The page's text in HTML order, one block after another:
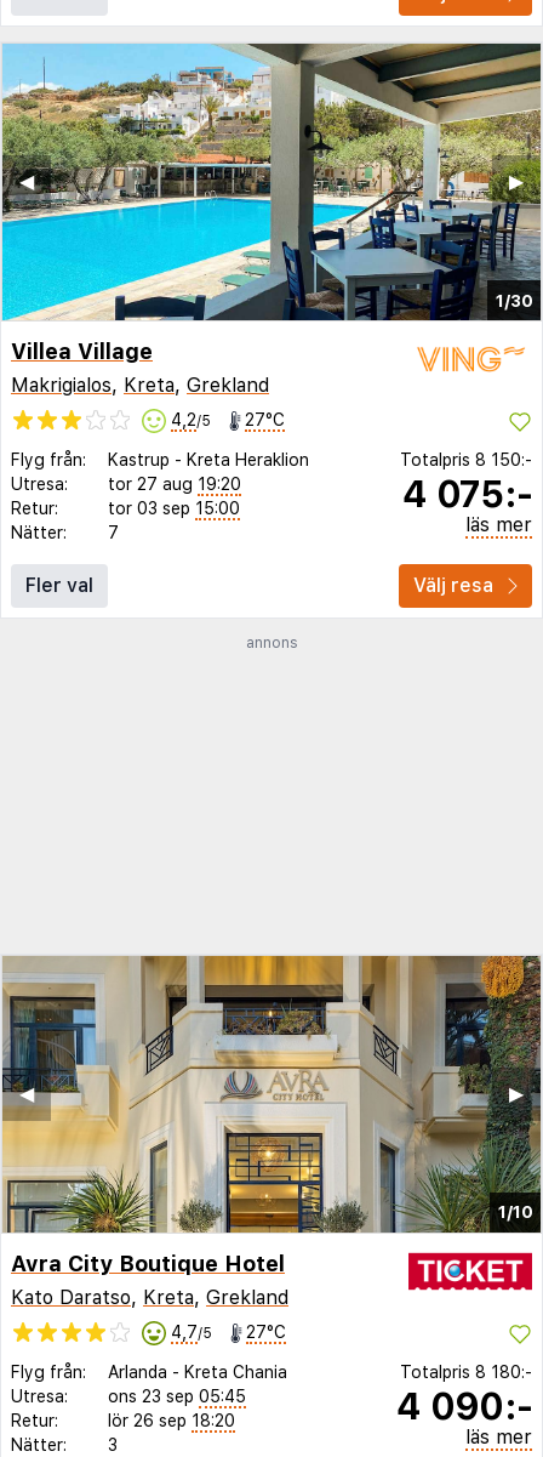
1/30
▶︎
◀︎
Villea Village
Makrigialos, Kreta, Grekland
4,2/5 27°C
Flyg från: Kastrup - Kreta Heraklion
Utresa:
tor 27 aug 19:20
Retur:
tor 03 sep 15:00
Nätter:
7
Totalpris 8 150:-
4 075:-
läs mer
Fler val Välj resa
annons
1/10
▶︎
◀︎
Avra City Boutique Hotel
Kato Daratso, Kreta, Grekland
4,7/5 27°C
Flyg från: Arlanda - Kreta Chania
Utresa:
ons 23 sep 05:45
Retur:
lör 26 sep 18:20
Nätter:
3
Totalpris 8 180:-
4 090:-
läs mer